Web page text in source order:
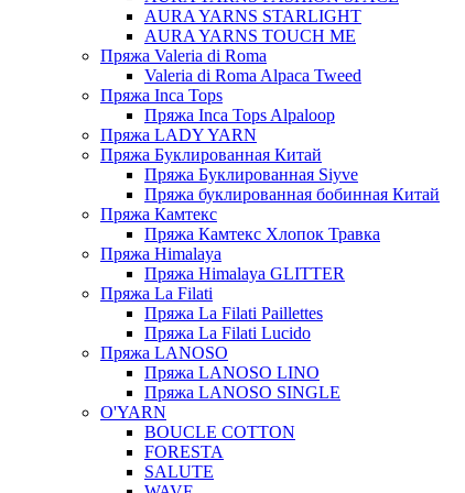
AURA YARNS STARLIGHT
AURA YARNS TOUCH ME
Пряжа Valeria di Roma
Valeria di Roma Alpaca Tweed
Пряжа Inca Tops
Пряжа Inca Tops Alpaloop
Пряжа LADY YARN
Пряжа Буклированная Китай
Пряжа Буклированная Siyve
Пряжа буклированная бобинная Китай
Пряжа Камтекс
Пряжа Камтекс Хлопок Травка
Пряжа Himalaya
Пряжа Himalaya GLITTER
Пряжа La Filati
Пряжа La Filati Paillettes
Пряжа La Filati Lucido
Пряжа LANOSO
Пряжа LANOSO LINO
Пряжа LANOSO SINGLE
O'YARN
BOUCLE COTTON
FORESTA
SALUTE